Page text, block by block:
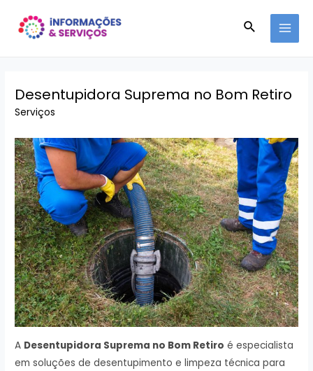
para
Pesquisar
Desentupidora Suprema no Bom Retiro
Serviços
A Desentupidora Suprema no Bom Retiro é especialista
em soluções de desentupimento e limpeza técnica para